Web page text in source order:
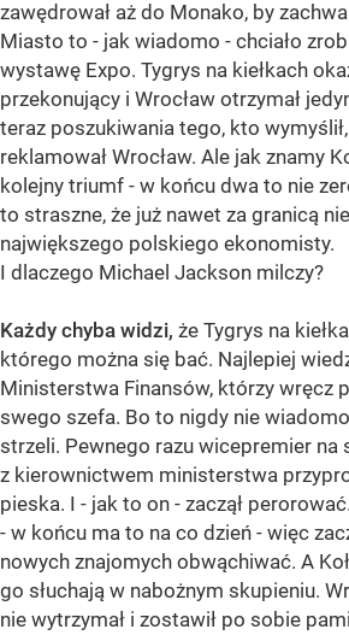
zawędrował aż do Monako, by
Miasto to - jak wiadomo - chciało
wystawę Expo. Tygrys na kiełkach
przekonujący i Wrocław otrzymał
teraz poszukiwania tego, kto
reklamował Wrocław. Ale jak znamy
kolejny triumf - w końcu dwa to nie
to straszne, że już nawet za granicą
największego polskiego ekonomisty.
I dlaczego Michael Jackson milczy?
Każdy chyba widzi, że Tygrys na
którego można się bać. Najlepiej
Ministerstwa Finansów, którzy wręcz
swego szefa. Bo to nigdy nie
strzeli. Pewnego razu wicepremier na
z kierownictwem ministerstwa
pieska. I - jak to on - zaczął
- w końcu ma to na co dzień - więc
nowych znajomych obwąchiwać. A
go słuchają w nabożnym skupieniu.
nie wytrzymał i zostawił po sobie